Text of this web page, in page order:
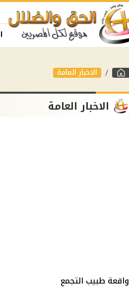
الاخبار العامة
الاخبار العامة
واقعة طبيب التجمع